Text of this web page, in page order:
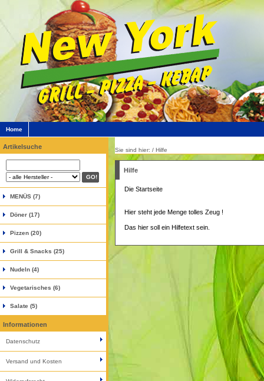
Home
Artikelsuche
MENÜS (7)
Döner (17)
Pizzen (20)
Grill & Snacks (25)
Nudeln (4)
Vegetarisches (6)
Salate (5)
Informationen
Datenschutz
Versand und Kosten
Sie sind hier: / Hilfe
Hilfe
Die Startseite
Hier steht jede Menge tolles Zeug !
Das hier soll ein Hilfetext sein.